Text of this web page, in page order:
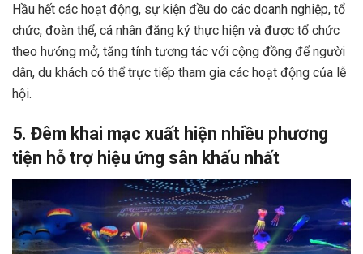
Hầu hết các hoạt động, sự kiện đều do các doanh nghiệp, tổ
chức, đoàn thể, cá nhân đăng ký thực hiện và được tổ chức
theo hướng mở, tăng tính tương tác với cộng đồng để người
dân, du khách có thể trực tiếp tham gia các hoạt động của lễ
hội.
5. Đêm khai mạc xuất hiện nhiều phương
tiện hỗ trợ hiệu ứng sân khấu nhất